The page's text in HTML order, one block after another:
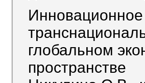
Инновационное
глобальном
пространстве